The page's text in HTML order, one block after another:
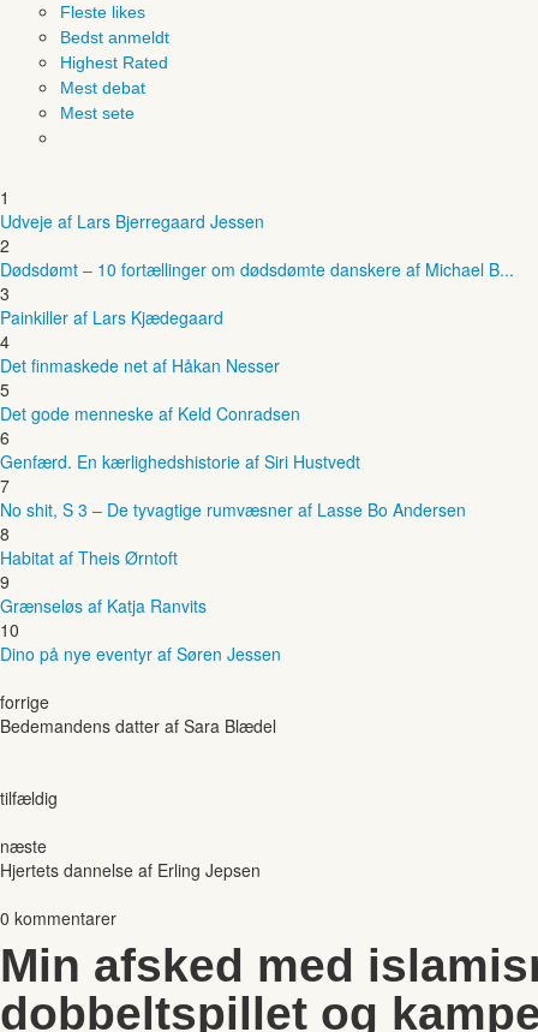
Fleste likes
Bedst anmeldt
Highest Rated
Mest debat
Mest sete
1
Udveje af Lars Bjerregaard Jessen
2
Dødsdømt – 10 fortællinger om dødsdømte danskere af Michael B...
3
Painkiller af Lars Kjædegaard
4
Det finmaskede net af Håkan Nesser
5
Det gode menneske af Keld Conradsen
6
Genfærd. En kærlighedshistorie af Siri Hustvedt
7
No shit, S 3 – De tyvagtige rumvæsner af Lasse Bo Andersen
8
Habitat af Theis Ørntoft
9
Grænseløs af Katja Ranvits
10
Dino på nye eventyr af Søren Jessen
forrige
Bedemandens datter af Sara Blædel
tilfældig
næste
Hjertets dannelse af Erling Jepsen
0 kommentarer
Min afsked med
dobbeltspillet og